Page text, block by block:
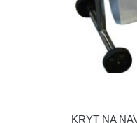
KRYT NA